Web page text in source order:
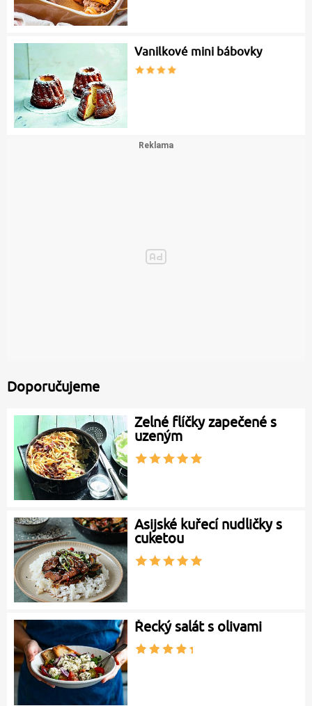
Vanilkové mini bábovky
Doporučujeme
Zelné flíčky zapečené s
uzeným
Asijské kuřecí nudličky s
cuketou
Řecký salát s olivami